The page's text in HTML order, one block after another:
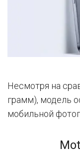
Несмотря на
грамм), модель
мобильной